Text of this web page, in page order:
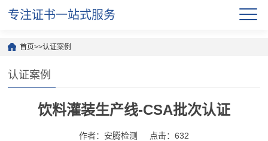
专注证书一站式服务
首页>>认证案例
认证案例
饮料灌装生产线-CSA批次认证
作者：安腾检测
点击：632